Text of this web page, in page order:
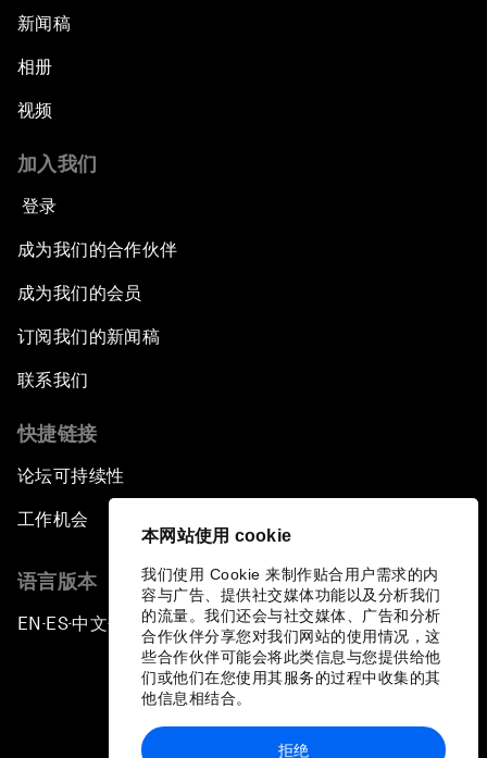
本网站使用 cookie
我们使用 Cookie 来制作贴合用户需求的内
容与广告、提供社交媒体功能以及分析我们
的流量。我们还会与社交媒体、广告和分析
合作伙伴分享您对我们网站的使用情况，这
些合作伙伴可能会将此类信息与您提供给他
们或他们在您使用其服务的过程中收集的其
他信息相结合。
拒绝
新闻稿
相册
视频
加入我们
登录
成为我们的合作伙伴
成为我们的会员
订阅我们的新闻稿
联系我们
快捷链接
论坛可持续性
工作机会
语言版本
EN ▪ES▪中文▪ 日本語